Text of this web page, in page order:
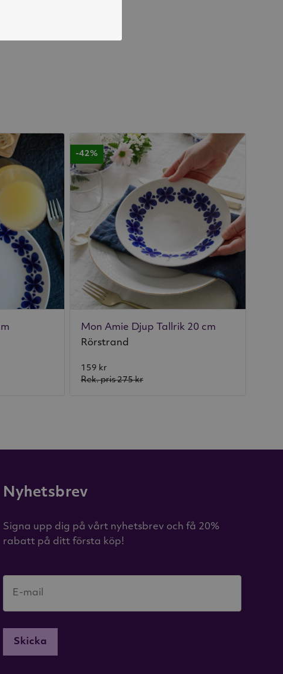
från Rörstrand
Mon Amie Djup Tallrik 20 cm
Rörstrand
159 kr
Rek. pris 275 kr
-42%
Nyhetsbrev
Signa upp dig på vårt nyhetsbrev och få 20%
rabatt på ditt första köp!
E-mail
Skicka